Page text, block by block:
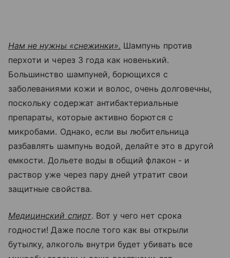
Нам не нужны «снежинки». Шампунь против
перхоти и через 3 года как новенький.
Большинство шампуней, борющихся с
заболеваниями кожи и волос, очень долговечны,
поскольку содержат антибактериальные
препараты, которые активно борются с
микробами. Однако, если вы любительница
разбавлять шампунь водой, делайте это в другой
емкости. Дольете воды в общий флакон - и
раствор уже через пару дней утратит свои
защитные свойства.
Медицинский спирт. Вот у чего нет срока
годности! Даже после того как вы открыли
бутылку, алкоголь внутри будет убивать все